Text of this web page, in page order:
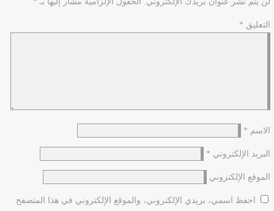
التعليق *
الاسم *
البريد الإلكتروني *
الموقع الإلكتروني
احفظ اسمي، بريدي الإلكتروني، والموقع الإلكتروني في هذا المتصفح